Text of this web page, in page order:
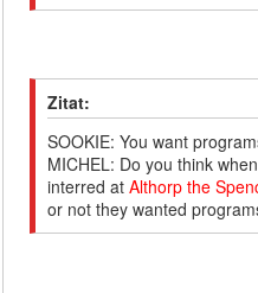
Zitat:
SOOKIE: You want
MICHEL: Do you think
interred atAlthorp the
or not they wanted